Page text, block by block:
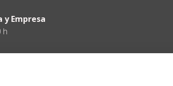
y Empresa
h